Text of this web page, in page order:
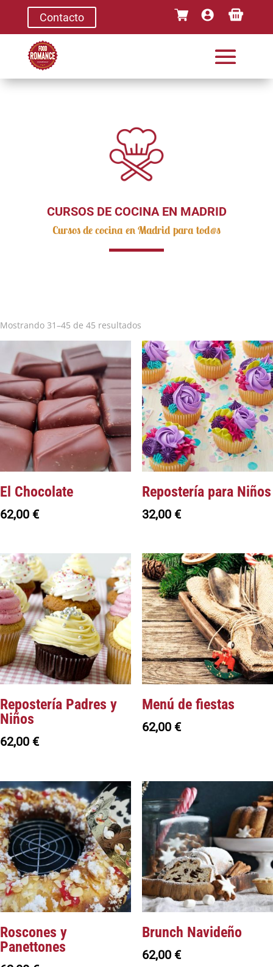
Contacto
CURSOS DE COCINA EN MADRID
Cursos de cocina en Madrid para tod@s
Mostrando 31–45 de 45 resultados
El Chocolate
62,00 €
Repostería para Niños
32,00 €
Repostería Padres y
Niños
62,00 €
Menú de fiestas
62,00 €
Roscones y
Panettones
Brunch Navideño
62,00 €